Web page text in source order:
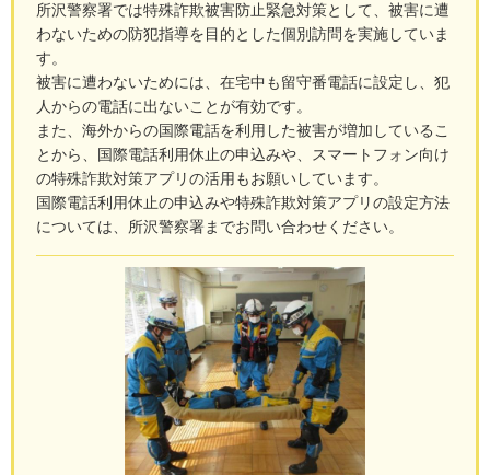
所沢警察署では特殊詐欺被害防止緊急対策として、被害に遭
わないための防犯指導を目的とした個別訪問を実施していま
す。
被害に遭わないためには、在宅中も留守番電話に設定し、犯
人からの電話に出ないことが有効です。
また、海外からの国際電話を利用した被害が増加しているこ
とから、国際電話利用休止の申込みや、スマートフォン向け
の特殊詐欺対策アプリの活用もお願いしています。
国際電話利用休止の申込みや特殊詐欺対策アプリの設定方法
については、所沢警察署までお問い合わせください。